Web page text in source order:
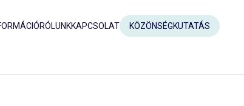
RÓLUNKKAPCSOLAT KÖZÖNSÉGKUTATÁS